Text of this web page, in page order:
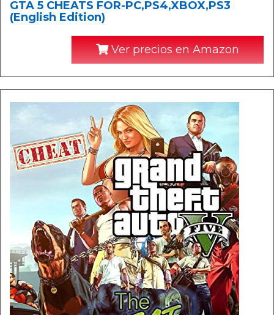
GTA 5 CHEATS FOR-PC,PS4,XBOX,PS3
(English Edition)
Ver precios en Amazon